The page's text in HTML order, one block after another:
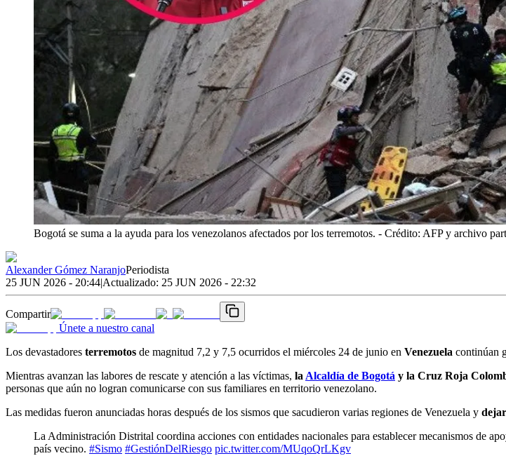
Bogotá se suma a la ayuda para los venezolanos afectados por los terremotos. - Crédito: AFP y archivo
Alexander Gómez NaranjoPeriodista
25 JUN 2026 - 20:44|Actualizado: 25 JUN 2026 - 22:32
Compartir
Únete a nuestro canal
Los devastadores terremotos de magnitud 7,2 y 7,5 ocurridos el miércoles 24 de junio en Venezuela continúan
Mientras avanzan las labores de rescate y atención a las víctimas, la Alcaldía de Bogotá y la Cruz Roja
personas que aún no logran comunicarse con sus familiares en territorio venezolano.
Las medidas fueron anunciadas horas después de los sismos que sacudieron varias regiones de Venezuela y
La Administración Distrital coordina acciones con entidades nacionales para establecer mecanismos de
país vecino. #Sismo #GestiónDelRiesgo pic.twitter.com/MUqoQrLKgv